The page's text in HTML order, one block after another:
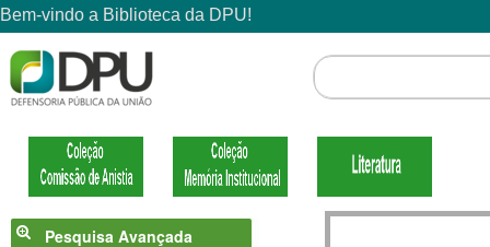
Pesquisa Avançada